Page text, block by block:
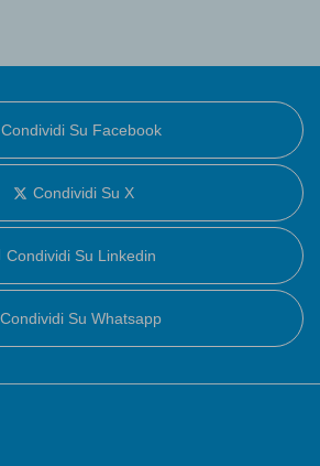
Condividi Su Facebook
Condividi Su X
Condividi Su Linkedin
Condividi Su Whatsapp